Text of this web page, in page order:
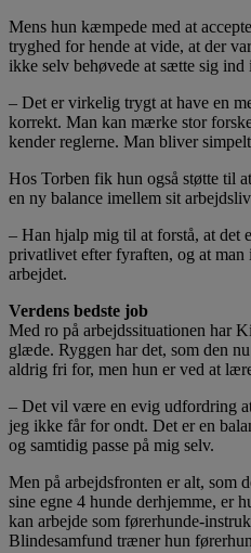
Mens hun kæmpede med at
tryghed for hende at vide, at der
ikke selv behøvede at sætte sig ind
– Det er virkelig trygt at have en
korrekt. Man kan mærke stor
kender reglerne. Man bliver
Hos Torben fik hun også støtte til
en ny balance imellem sit
– Han hjalp mig til at forstå, at det
privatlivet efter fyraften, og at man
arbejdet.
Verdens bedste job
Med ro på arbejdssituationen har
glæde. Ryggen har det, som den
aldrig fri for, men hun er ved at
– Det vil være en evig udfordring
jeg ikke får for ondt. Det er en
og samtidig passe på mig selv.
Men på arbejdsfronten er alt, som
sine egne 4 hunde derhjemme, er
kan arbejde som førerhunde-
Blindesamfund træner hun